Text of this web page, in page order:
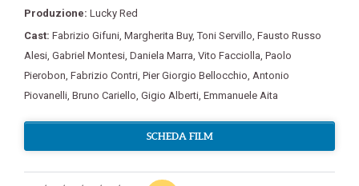
Produzione: Lucky Red
Cast: Fabrizio Gifuni Margherita Buy,Toni Servillo Fausto Russo
Alesi Gabriel Montesi Daniela Marra Vito Facciolla Paolo
Pierobon Fabrizio Contri Pier Giorgio Bellocchio Antonio
Piovanelli Bruno Cariello Gigio Alberti Emmanuele Aita
SCHEDA FILM